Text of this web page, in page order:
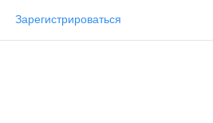
Зарегистрироваться